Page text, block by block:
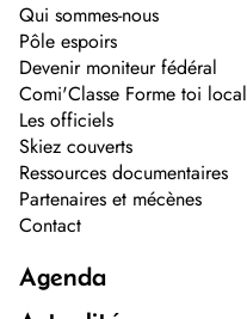
Qui sommes-nous
Pôle espoirs
Devenir moniteur fédéral
Comi'Classe Forme toi local
Les officiels
Skiez couverts
Ressources documentaires
Partenaires et mécènes
Contact
Agenda